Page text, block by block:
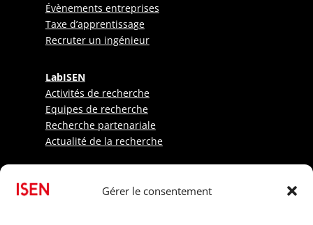
Gérer le consentement
Évènements entreprises
Taxe d’apprentissage
Recruter un ingénieur
LabISEN
Activités de recherche
Equipes de recherche
Recherche partenariale
Actualité de la recherche
Etudiants
Sportifs